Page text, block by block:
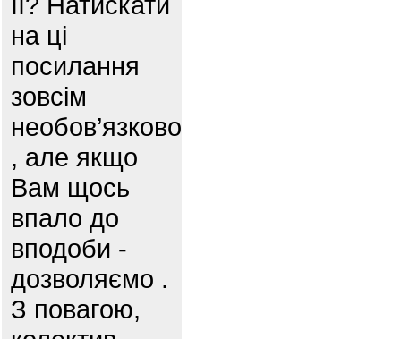
на ці
посилання
зовсім
необов’язково
, але якщо
Вам щось
впало до
вподоби -
дозволяємо .
З повагою,